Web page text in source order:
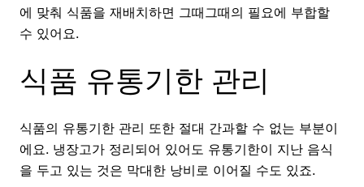
에 맞춰 식품을 재배치하면 그때그때의 필요에 부합할
수 있어요.
식품 유통기한 관리
식품의 유통기한 관리 또한 절대 간과할 수 없는 부분이
에요. 냉장고가 정리되어 있어도 유통기한이 지난 음식
을 두고 있는 것은 막대한 낭비로 이어질 수도 있죠.